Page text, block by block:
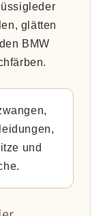
glätten
BMW
und